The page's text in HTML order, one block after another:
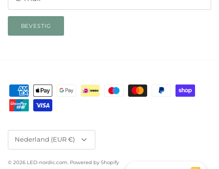
BEVESTIG
Valuta
Nederland (EUR €)
© 2026 LED-nordic.com. Powered by Shopify